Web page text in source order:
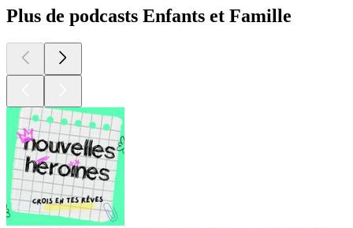
Plus de podcasts Enfants et Famille